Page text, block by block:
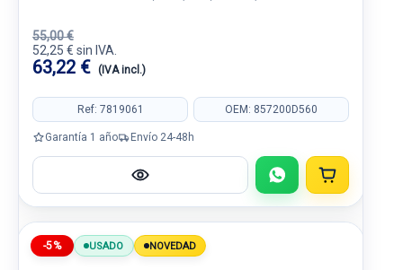
55,00 €
52,25 € sin IVA.
63,22 € (IVA incl.)
Ref: 7819061 OEM: 857200D560
Garantía 1 año Envío 24-48h
-5% USADO NOVEDAD